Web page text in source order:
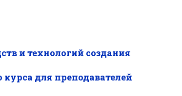
и технологий создания
для преподавателей